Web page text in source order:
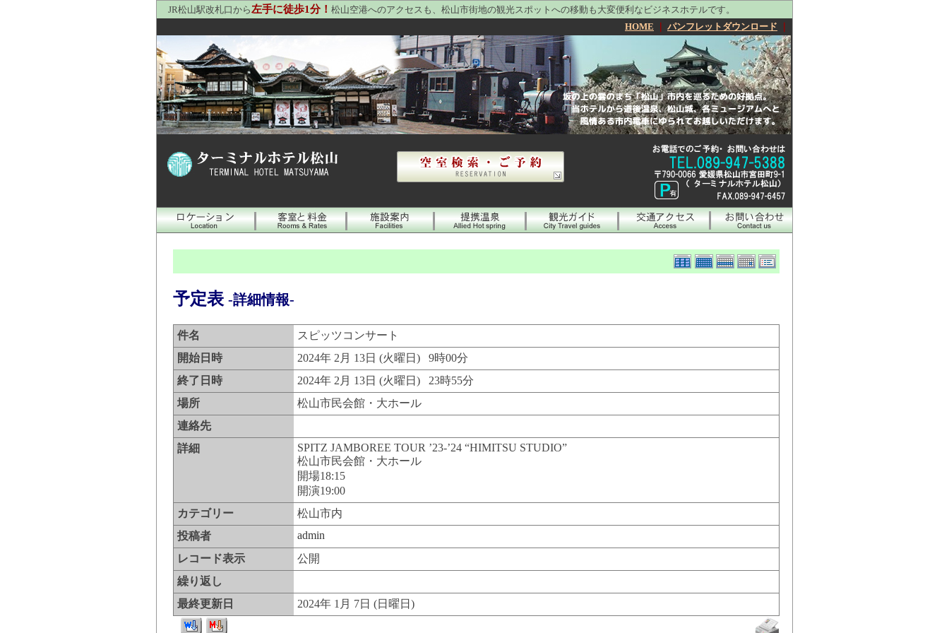
JR松山駅改札口から左手に徒歩1分！ 松山空港へのアクセスも、松山市街地の観光スポットへの移動も大変便利なビジネスホテルです。
HOME
パンフレットダウンロード
予定表 -詳細情報-
件名
スピッツコンサート
開始日時
2024年 2月 13日 (火曜日) 9時00分
終了日時
2024年 2月 13日 (火曜日) 23時55分
場所
松山市民会館・大ホール
連絡先
詳細
SPITZ JAMBOREE TOUR ’23-’24 “HIMITSU STUDIO”
松山市民会館・大ホール
開場18:15
開演19:00
カテゴリー
松山市内
投稿者
admin
レコード表示
公開
繰り返し
最終更新日
2024年 1月 7日 (日曜日)